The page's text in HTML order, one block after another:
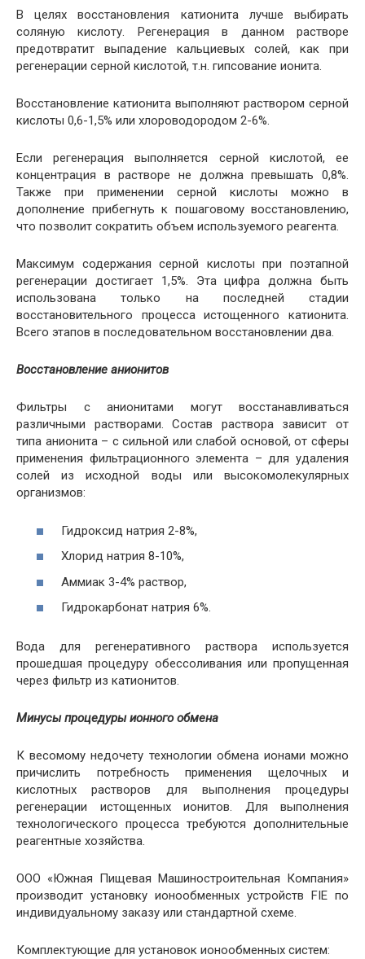
В целях восстановления катионита лучше выбирать
соляную кислоту. Регенерация в данном растворе
предотвратит выпадение кальциевых солей, как при
регенерации серной кислотой, т.н. гипсование ионита.
Восстановление катионита выполняют раствором серной
кислоты 0,6-1,5% или хлороводородом 2-6%.
Если регенерация выполняется серной кислотой, ее
концентрация в растворе не должна превышать 0,8%.
Также при применении серной кислоты можно в
дополнение прибегнуть к пошаговому восстановлению,
что позволит сократить объем используемого реагента.
Максимум содержания серной кислоты при поэтапной
регенерации достигает 1,5%. Эта цифра должна быть
использована только на последней стадии
восстановительного процесса истощенного катионита.
Всего этапов в последовательном восстановлении два.
Восстановление анионитов
Фильтры с анионитами могут восстанавливаться
различными растворами. Состав раствора зависит от
типа анионита – с сильной или слабой основой, от сферы
применения фильтрационного элемента – для удаления
солей из исходной воды или высокомолекулярных
организмов:
Гидроксид натрия 2-8%,
Хлорид натрия 8-10%,
Аммиак 3-4% раствор,
Гидрокарбонат натрия 6%.
Вода для регенеративного раствора используется
прошедшая процедуру обессоливания или пропущенная
через фильтр из катионитов.
Минусы процедуры ионного обмена
К весомому недочету технологии обмена ионами можно
причислить потребность применения щелочных и
кислотных растворов для выполнения процедуры
регенерации истощенных ионитов. Для выполнения
технологического процесса требуются дополнительные
реагентные хозяйства.
ООО «Южная Пищевая Машиностроительная Компания»
производит установку ионообменных устройств FIE по
индивидуальному заказу или стандартной схеме.
Комплектующие для установок ионообменных систем: